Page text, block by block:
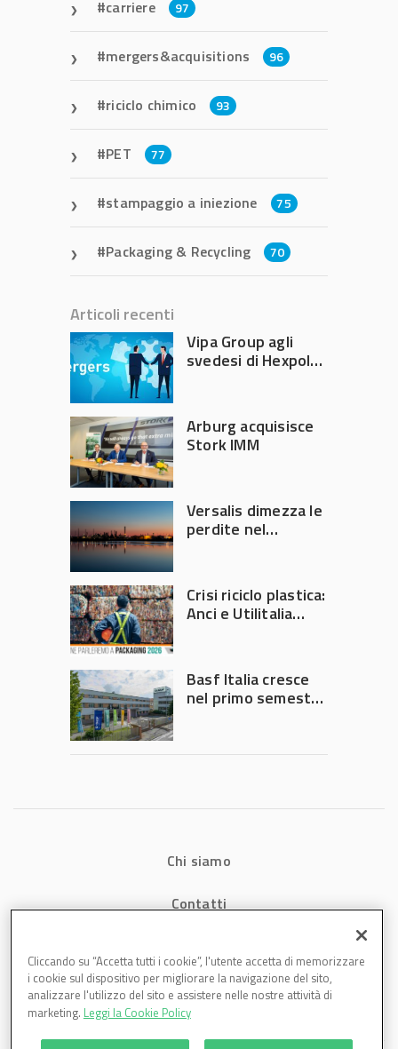
carriere 97
mergers&acquisitions 96
riciclo chimico 93
PET 77
stampaggio a iniezione 75
Packaging & Recycling 70
Articoli recenti
Vipa Group agli
svedesi di Hexpol
Arburg acquisisce
Stork IMM
Versalis dimezza le
perdite nel
Crisi riciclo plastica:
Anci e Utilitalia
Governo
Basf Italia cresce
nel primo semestre
Chi siamo
Contatti
Cookies
Cliccando su “Accetta tutti i cookie”, l'utente accetta di memorizzare
i cookie sul dispositivo per migliorare la navigazione del sito,
analizzare l'utilizzo del sito e assistere nelle nostre attività di
marketing. Leggi la Cookie Policy